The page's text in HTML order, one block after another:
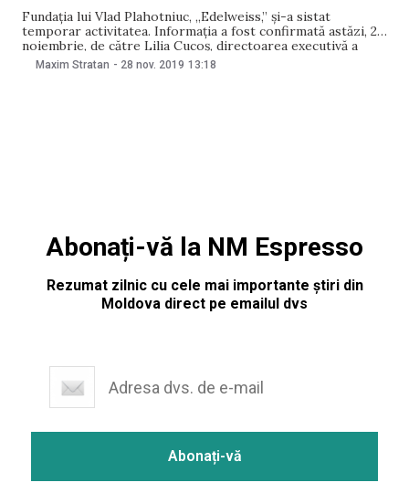
Fundația lui Vlad Plahotniuc, „Edelweiss,” și-a sistat
temporar activitatea. Informația a fost confirmată astăzi, 28
noiembrie, de către Lilia Cucoș, directoarea executivă a
fundației, scrie Ziarul de Gardă. „Suntem într-o perioadă de
Maxim Stratan - 28 nov. 2019 13:18
Abonați-vă la NM Espresso
Rezumat zilnic cu cele mai importante știri din
Moldova direct pe emailul dvs